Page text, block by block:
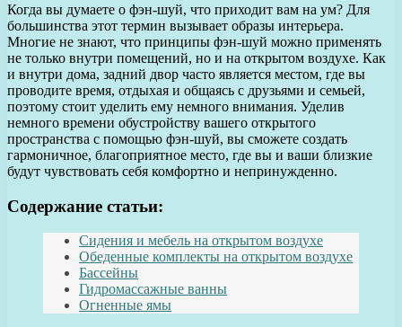
Когда вы думаете о фэн-шуй, что приходит вам на ум? Для
большинства этот термин вызывает образы интерьера.
Многие не знают, что принципы фэн-шуй можно применять
не только внутри помещений, но и на открытом воздухе. Как
и внутри дома, задний двор часто является местом, где вы
проводите время, отдыхая и общаясь с друзьями и семьей,
поэтому стоит уделить ему немного внимания. Уделив
немного времени обустройству вашего открытого
пространства с помощью фэн-шуй, вы сможете создать
гармоничное, благоприятное место, где вы и ваши близкие
будут чувствовать себя комфортно и непринужденно.
Содержание статьи:
Сидения и мебель на открытом воздухе
Обеденные комплекты на открытом воздухе
Бассейны
Гидромассажные ванны
Огненные ямы